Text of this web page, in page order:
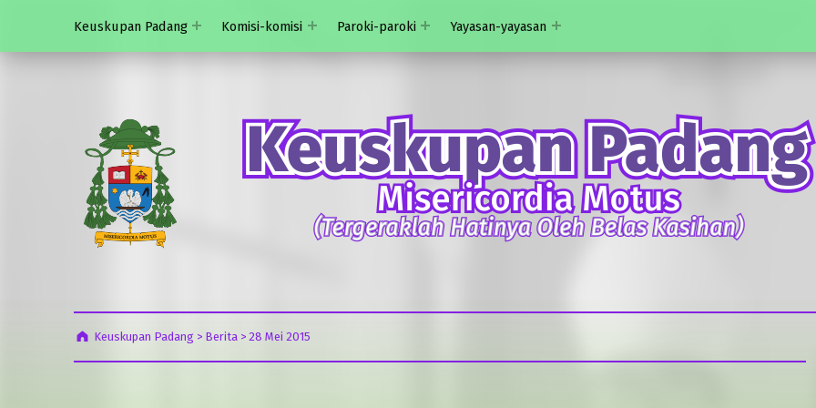
Keuskupan Padang Komisi-komisi Paroki-paroki Yayasan-yayasan
Keuskupan Padang > Berita >28 Mei 2015